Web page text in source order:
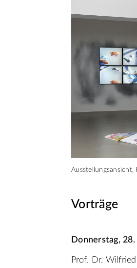
Ausstellungsansicht,
Vorträge
Donnerstag,
Prof. Dr.